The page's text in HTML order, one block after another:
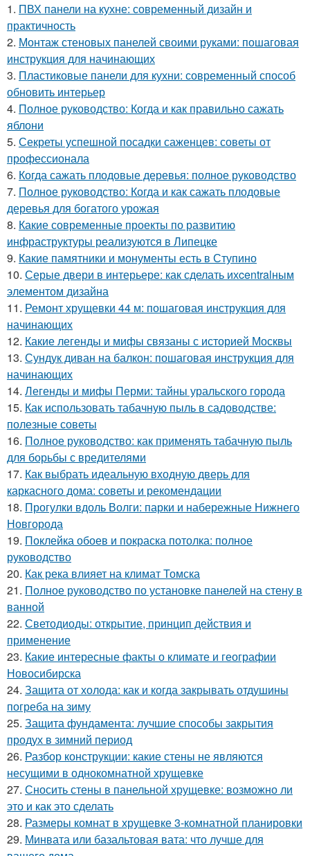
1. ПВХ панели на кухне: современный дизайн и
практичность
2. Монтаж стеновых панелей своими руками: пошаговая
инструкция для начинающих
3. Пластиковые панели для кухни: современный способ
обновить интерьер
4. Полное руководство: Когда и как правильно сажать
яблони
5. Секреты успешной посадки саженцев: советы от
профессионала
6. Когда сажать плодовые деревья: полное руководство
7. Полное руководство: Когда и как сажать плодовые
деревья для богатого урожая
8. Какие современные проекты по развитию
инфраструктуры реализуются в Липецке
9. Какие памятники и монументы есть в Ступино
10. Серые двери в интерьере: как сделать ихcentralным
элементом дизайна
11. Ремонт хрущевки 44 м: пошаговая инструкция для
начинающих
12. Какие легенды и мифы связаны с историей Москвы
13. Сундук диван на балкон: пошаговая инструкция для
начинающих
14. Легенды и мифы Перми: тайны уральского города
15. Как использовать табачную пыль в садоводстве:
полезные советы
16. Полное руководство: как применять табачную пыль
для борьбы с вредителями
17. Как выбрать идеальную входную дверь для
каркасного дома: советы и рекомендации
18. Прогулки вдоль Волги: парки и набережные Нижнего
Новгорода
19. Поклейка обоев и покраска потолка: полное
руководство
20. Как река влияет на климат Томска
21. Полное руководство по установке панелей на стену в
ванной
22. Светодиоды: открытие, принцип действия и
применение
23. Какие интересные факты о климате и географии
Новосибирска
24. Защита от холода: как и когда закрывать отдушины
погреба на зиму
25. Защита фундамента: лучшие способы закрытия
продух в зимний период
26. Разбор конструкции: какие стены не являются
несущими в однокомнатной хрущевке
27. Сносить стены в панельной хрущевке: возможно ли
это и как это сделать
28. Размеры комнат в хрущевке 3-комнатной планировки
29. Минвата или базальтовая вата: что лучше для